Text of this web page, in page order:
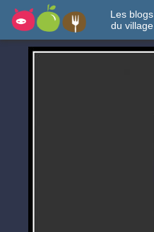
Les blogs
du village